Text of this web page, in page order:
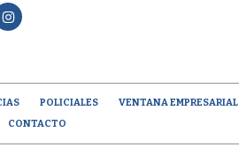
POLICIALES VENTANA EMPRESARIAL
CONTACTO